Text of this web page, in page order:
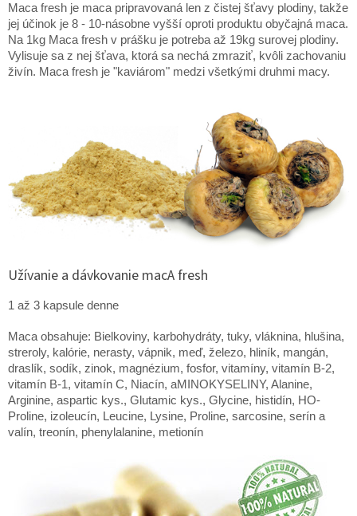
Maca fresh je maca pripravovaná len z čistej šťavy plodiny, takže
jej účinok je 8 - 10-násobne vyšší oproti produktu obyčajná maca.
Na 1kg Maca fresh v prášku je potreba až 19kg surovej plodiny.
Vylisuje sa z nej šťava, ktorá sa nechá zmraziť, kvôli zachovaniu
živín. Maca fresh je "kaviárom" medzi všetkými druhmi macy.
Užívanie a dávkovanie macA fresh
1 až 3 kapsule denne
Maca obsahuje: Bielkoviny, karbohydráty, tuky, vláknina, hlušina,
streroly, kalórie, nerasty, vápnik, meď, železo, hliník, mangán,
draslík, sodík, zinok, magnézium, fosfor, vitamíny, vitamín B-2,
vitamín B-1, vitamín C, Niacín, aMINOKYSELINY, Alanine,
Arginine, aspartic kys., Glutamic kys., Glycine, histidín, HO-
Proline, izoleucín, Leucine, Lysine, Proline, sarcosine, serín a
valín, treonín, phenylalanine, metionín